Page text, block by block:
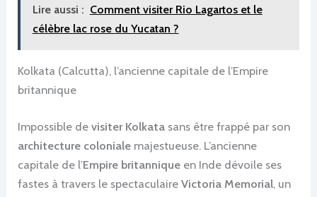
Lire aussi : Comment visiter Rio Lagartos et le
célèbre lac rose du Yucatan ?
Kolkata (Calcutta), l’ancienne capitale de l’Empire
britannique
Impossible devisiter Kolkata sans être frappé par son
architecture coloniale majestueuse. L’ancienne
capitale de l’Empire britannique en Inde dévoile ses
fastes à travers le spectaculaireVictoria Memorial, un